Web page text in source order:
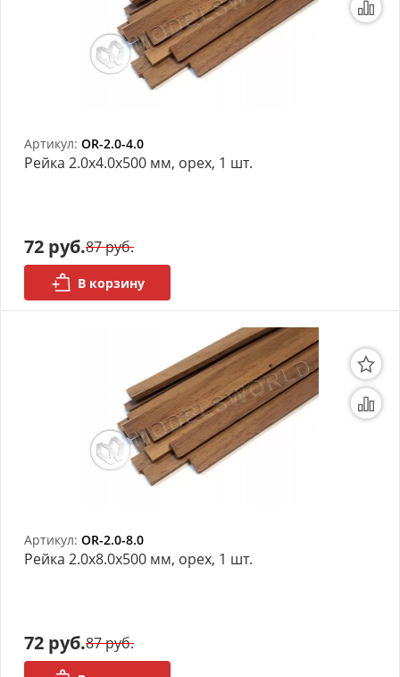
Артикул: OR-2.0-4.0
Рейка 2.0х4.0x500 мм, орех, 1 шт.
72 руб.87 руб.
В корзину
Артикул: OR-2.0-8.0
Рейка 2.0х8.0x500 мм, орех, 1 шт.
72 руб.87 руб.